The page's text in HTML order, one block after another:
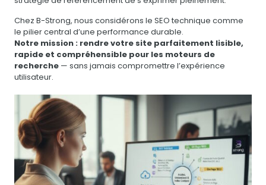
Chez B-Strong, nous considérons le SEO technique comme
le pilier central d’une performance durable.
Notre mission : rendre votre site parfaitement lisible,
rapide et compréhensible pour les moteurs de
recherche — sans jamais compromettre l’expérience
utilisateur.